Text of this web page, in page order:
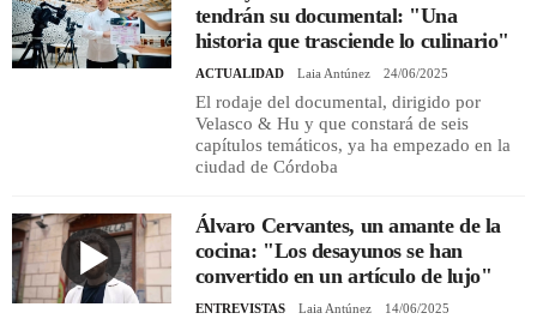
tendrán su documental: "Una
historia que trasciende lo culinario"
ACTUALIDAD Laia Antúnez 24/06/2025
El rodaje del documental, dirigido por
Velasco & Hu y que constará de seis
capítulos temáticos, ya ha empezado en la
ciudad de Córdoba
Álvaro Cervantes, un amante de la
cocina: "Los desayunos se han
convertido en un artículo de lujo"
ENTREVISTAS Laia Antúnez 14/06/2025